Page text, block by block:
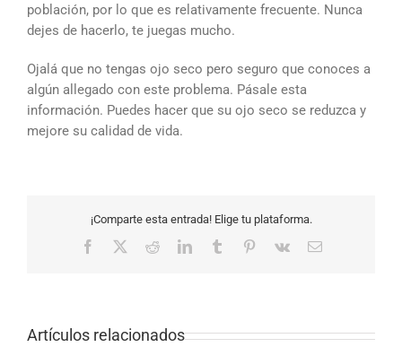
población, por lo que es relativamente frecuente. Nunca
dejes de hacerlo, te juegas mucho.
Ojalá que no tengas ojo seco pero seguro que conoces a
algún allegado con este problema. Pásale esta
información. Puedes hacer que su ojo seco se reduzca y
mejore su calidad de vida.
¡Comparte esta entrada! Elige tu plataforma.
Facebook RedditLinkedInTumblr Pinterest
Vk
Correo
Artículos relacionados